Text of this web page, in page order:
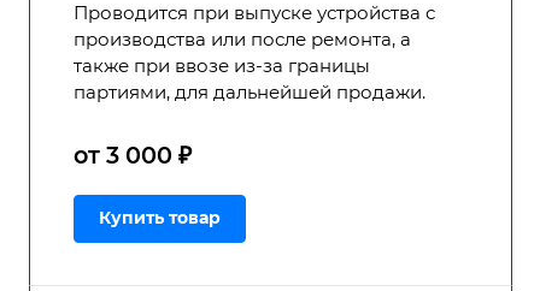
Проводится при выпуске устройства с
производства или после ремонта, а
также при ввозе из-за границы
партиями, для дальнейшей продажи.
от 3 000 ₽
Купить товар